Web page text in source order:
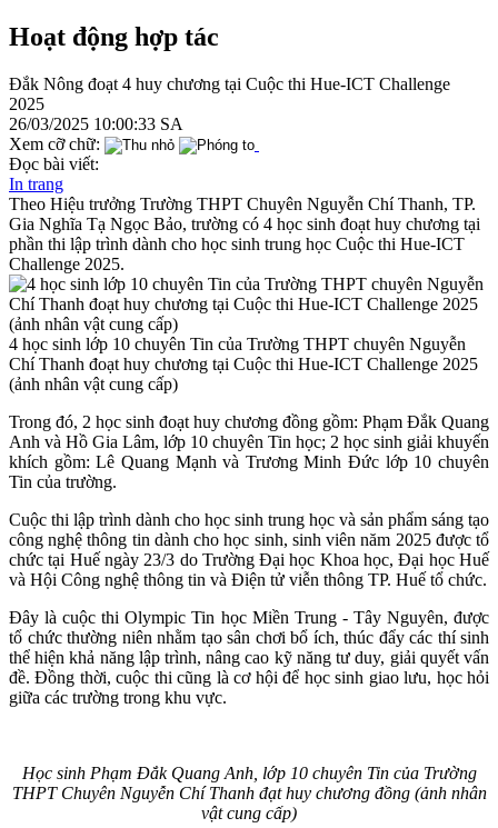
Hoạt động hợp tác
Đắk Nông đoạt 4 huy chương tại Cuộc thi Hue-ICT Challenge
2025
26/03/2025 10:00:33 SA
Xem cỡ chữ:
Đọc bài viết:
In trang
Theo Hiệu trưởng Trường THPT Chuyên Nguyễn Chí Thanh, TP.
Gia Nghĩa Tạ Ngọc Bảo, trường có 4 học sinh đoạt huy chương tại
phần thi lập trình dành cho học sinh trung học Cuộc thi Hue-ICT
Challenge 2025.
4 học sinh lớp 10 chuyên Tin của Trường THPT chuyên Nguyễn
Chí Thanh đoạt huy chương tại Cuộc thi Hue-ICT Challenge 2025
(ảnh nhân vật cung cấp)
Trong đó, 2 học sinh đoạt huy chương đồng gồm: Phạm Đắk Quang
Anh và Hồ Gia Lâm, lớp 10 chuyên Tin học; 2 học sinh giải khuyến
khích gồm: Lê Quang Mạnh và Trương Minh Đức lớp 10 chuyên
Tin của trường.
Cuộc thi lập trình dành cho học sinh trung học và sản phẩm sáng tạo
công nghệ thông tin dành cho học sinh, sinh viên năm 2025 được tổ
chức tại Huế ngày 23/3 do Trường Đại học Khoa học, Đại học Huế
và Hội Công nghệ thông tin và Điện tử viễn thông TP. Huế tổ chức.
Đây là cuộc thi Olympic Tin học Miền Trung - Tây Nguyên, được
tổ chức thường niên nhằm tạo sân chơi bổ ích, thúc đẩy các thí sinh
thể hiện khả năng lập trình, nâng cao kỹ năng tư duy, giải quyết vấn
đề. Đồng thời, cuộc thi cũng là cơ hội để học sinh giao lưu, học hỏi
giữa các trường trong khu vực.
Học sinh Phạm Đắk Quang Anh, lớp 10 chuyên Tin của Trường
THPT Chuyên Nguyễn Chí Thanh đạt huy chương đồng (ảnh nhân
vật cung cấp)